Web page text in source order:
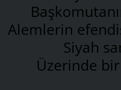
Alemlerin
Siyah
Üzerinde